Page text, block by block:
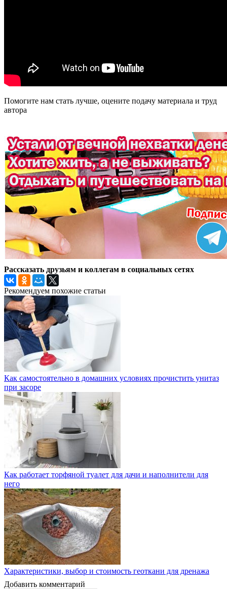
Помогите нам стать лучше, оцените подачу материала и труд
автора
Рассказать друзьям и коллегам в социальных сетях
Рекомендуем похожие статьи
Как самостоятельно в домашних условиях прочистить унитаз
при засоре
Как работает торфяной туалет для дачи и наполнители для
него
Характеристики, выбор и стоимость геоткани для дренажа
Добавить комментарий